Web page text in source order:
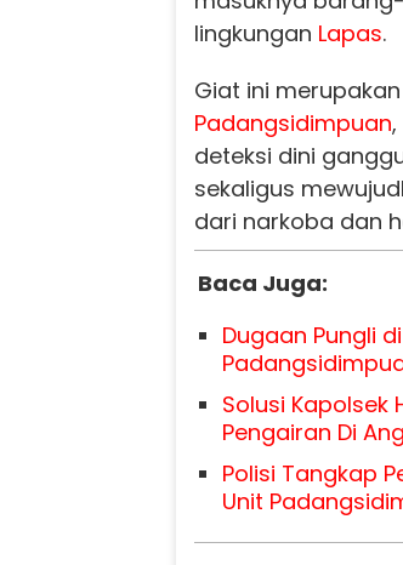
lingkungan Lapas.
Giat ini
Padangsidimpuan
deteksi dini
sekaligus
dari narkoba dan
Baca Juga:
Dugaan Pungli
Solusi Kapolsek
Pengairan Di
Polisi Tangkap
Unit